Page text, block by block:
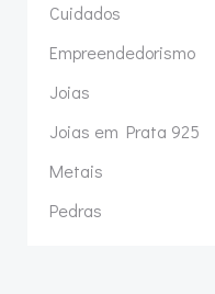
Cuidados
Empreendedorismo
Joias
Joias em Prata 925
Metais
Pedras